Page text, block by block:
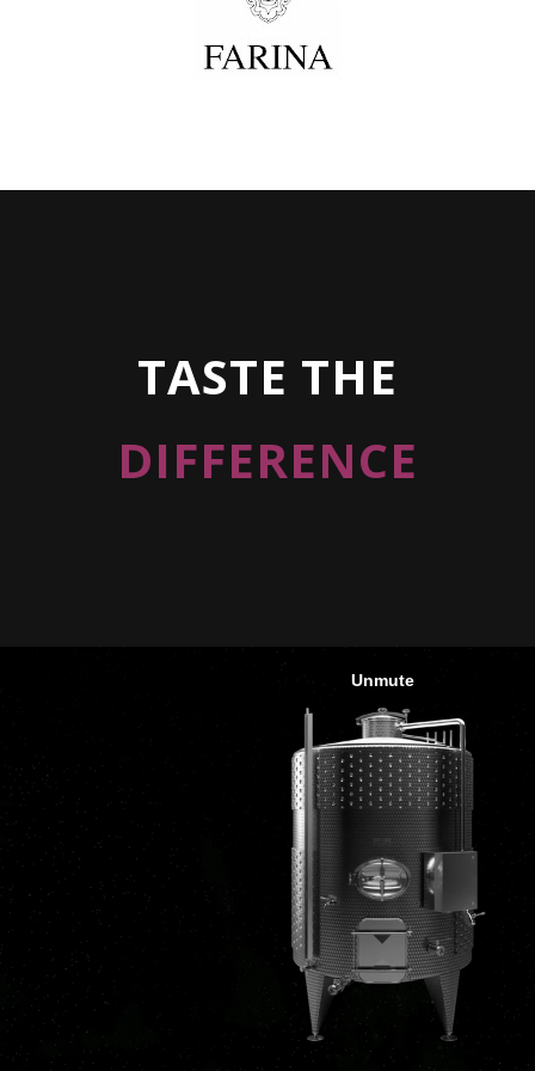
TASTE THE
DIFFERENCE